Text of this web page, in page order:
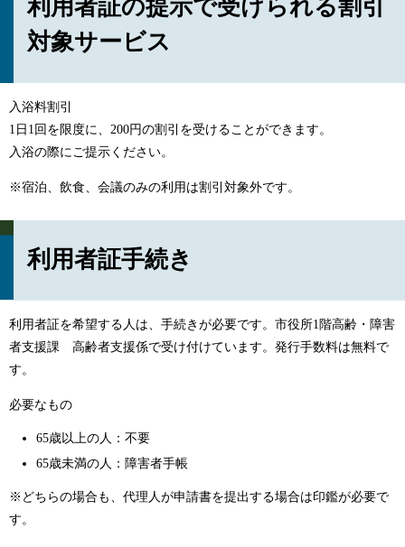
利用者証の提示で受けられる割引
対象サービス
入浴料割引
1日1回を限度に、200円の割引を受けることができます。
入浴の際にご提示ください。
※宿泊、飲食、会議のみの利用は割引対象外です。
利用者証手続き
利用者証を希望する人は、手続きが必要です。市役所1階高齢・障害
者支援課 高齢者支援係で受け付けています。発行手数料は無料で
す。
必要なもの
65歳以上の人：不要
65歳未満の人：障害者手帳
※どちらの場合も、代理人が申請書を提出する場合は印鑑が必要で
す。